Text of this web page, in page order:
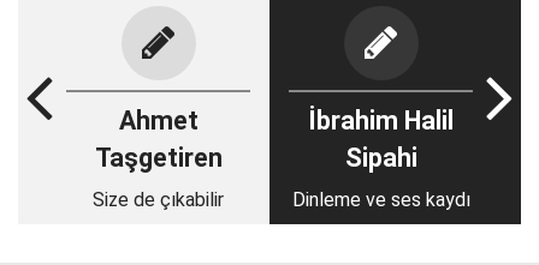
Ahmet
Taşgetiren
Size de çıkabilir
İbrahim Halil
Sipahi
Dinleme ve ses kaydı